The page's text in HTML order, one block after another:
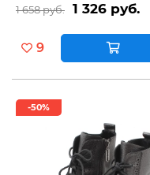
1 658 руб. 1 326 руб.
9
-50%